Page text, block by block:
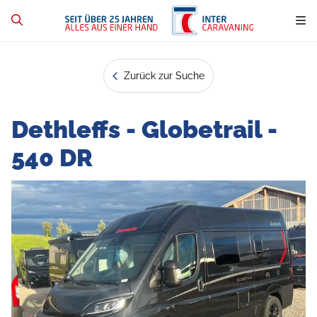
Zurück zur Suche
Dethleffs - Globetrail -
540 DR